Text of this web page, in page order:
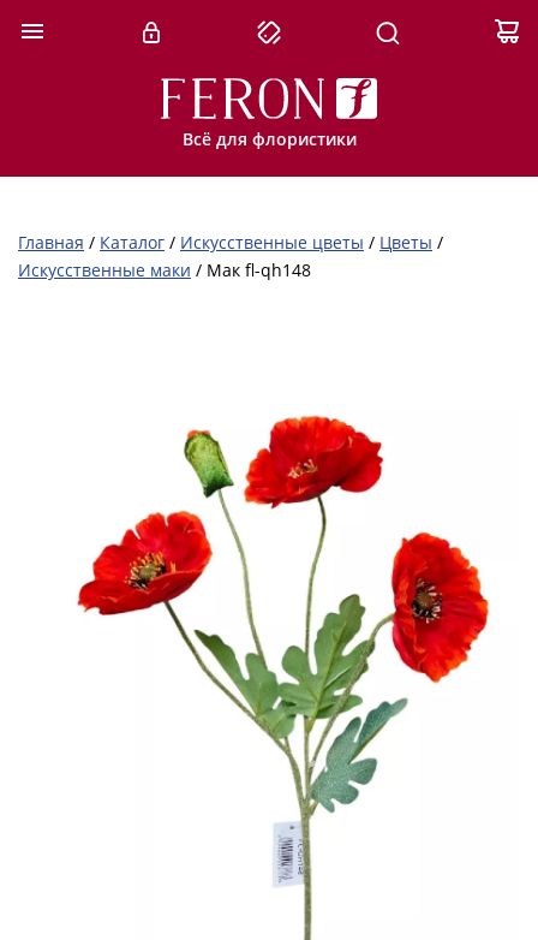
Всё для флористики
Главная / Каталог / Искусственные цветы / Цветы /
Искусственные маки / Мак fl-qh148